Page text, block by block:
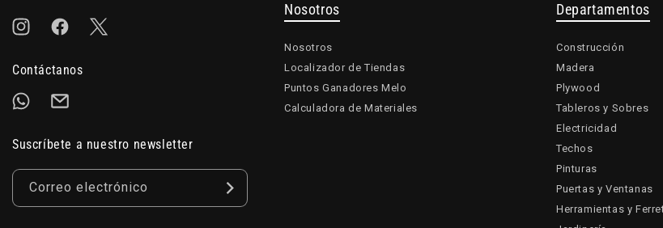
InstagramFacebookTwitter
Contáctanos
Suscríbete a nuestro newsletter
Correo electrónico
Nosotros
Nosotros
Localizador de Tiendas
Puntos Ganadores Melo
Calculadora de Materiales
Departamentos
Construcción
Madera
Plywood
Tableros y Sobres
Electricidad
Techos
Pinturas
Puertas y Ventanas
Herramientas y